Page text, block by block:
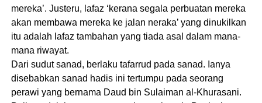
mereka’. Justeru, lafaz ‘kerana segala perbuatan mereka
akan membawa mereka ke jalan neraka’ yang dinukilkan
itu adalah lafaz tambahan yang tiada asal dalam mana-
mana riwayat.
Dari sudut sanad, berlaku tafarrud pada sanad. Ianya
disebabkan sanad hadis ini tertumpu pada seorang
perawi yang bernama Daud bin Sulaiman al-Khurasani.